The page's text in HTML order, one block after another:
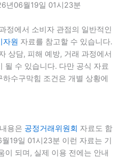
년06월19일 01시23분
정에서 소비자 관점의 일반적인
자원 자료를 참고할 수 있습니다.
상담, 피해 예방, 거래 과정에서
될 수 있습니다. 다만 공식 자료
수구막힘 조건은 개별 상황에
용은 공정거래위원회 자료도 함
19일 01시23분 이런 자료는 기
이 되며, 실제 이용 전에는 안내